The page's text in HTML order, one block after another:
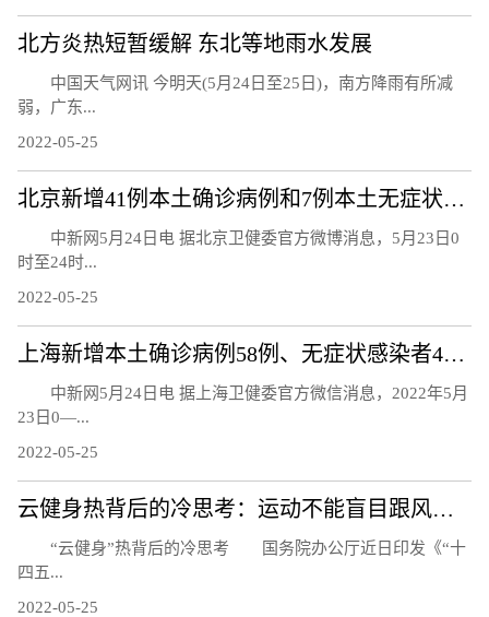
北方炎热短暂缓解 东北等地雨水发展
中国天气网讯 今明天(5月24日至25日)，南方降雨有所减
弱，广东...
2022-05-25
北京新增41例本土确诊病例和7例本土无症状感染者
中新网5月24日电 据北京卫健委官方微博消息，5月23日0
时至24时...
2022-05-25
上海新增本土确诊病例58例、无症状感染者422例
中新网5月24日电 据上海卫健委官方微信消息，2022年5月
23日0—...
2022-05-25
云健身热背后的冷思考：运动不能盲目跟风而是生活习惯
“云健身”热背后的冷思考 国务院办公厅近日印发《“十
四五...
2022-05-25